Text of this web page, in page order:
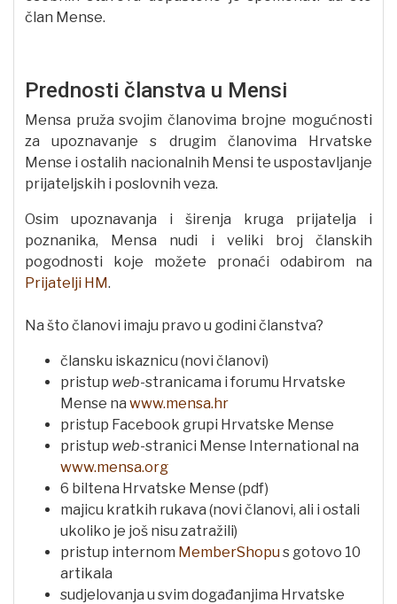
član Mense.
Prednosti članstva u Mensi
Mensa pruža svojim članovima brojne mogućnosti
za upoznavanje s drugim članovima Hrvatske
Mense i ostalih nacionalnih Mensi te uspostavljanje
prijateljskih i poslovnih veza.
Osim upoznavanja i širenja kruga prijatelja i
poznanika, Mensa nudi i veliki broj članskih
pogodnosti koje možete pronaći odabirom na
Prijatelji HM.
Na što članovi imaju pravo u godini članstva?
člansku iskaznicu (novi članovi)
pristup web-stranicama i forumu Hrvatske
Mense na www.mensa.hr
pristup Facebook grupi Hrvatske Mense
pristup web-stranici Mense International na
www.mensa.org
6 biltena Hrvatske Mense (pdf)
majicu kratkih rukava (novi članovi, ali i ostali
ukoliko je još nisu zatražili)
pristup internom MemberShopus gotovo 10
artikala
sudjelovanja u svim događanjima Hrvatske